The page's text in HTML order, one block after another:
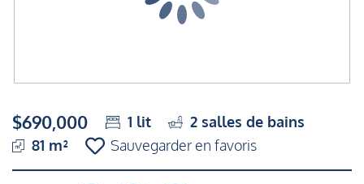
$690,000 1 lit 2 salles de bains
81 m²
Sauvegarder en favoris